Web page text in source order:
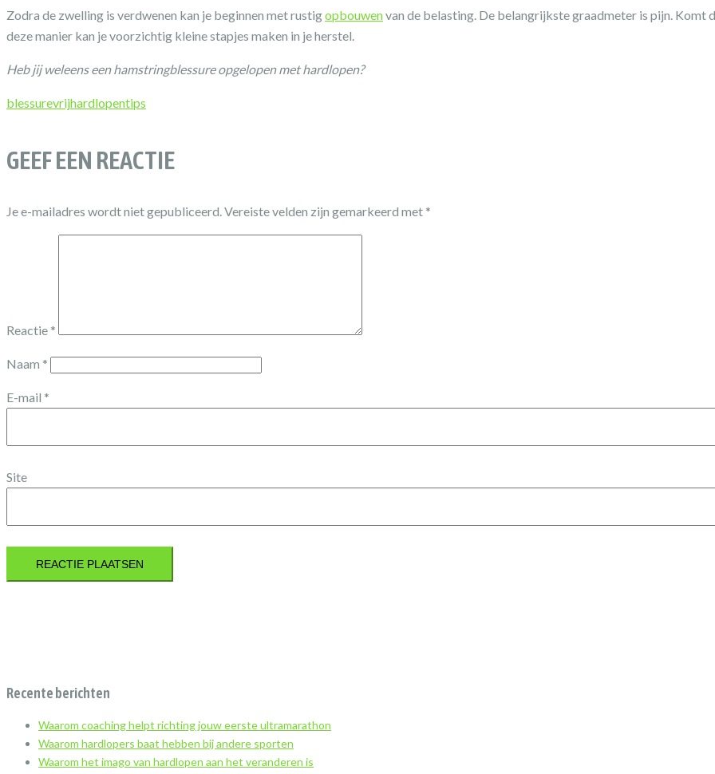
Zodra de zwelling is verdwenen kan je beginnen met rustigopbouwenvan de belasting. De belangrijkste graadmeter is pijn. Komt
deze manier kan je voorzichtig kleine stapjes maken in je herstel.
Heb jij weleens een hamstringblessure opgelopen met hardlopen?
blessurevrijhardlopentips
GEEF EEN REACTIE
Je e-mailadres wordt niet gepubliceerd.Vereiste velden zijn gemarkeerd met *
Reactie *
Naam *
E-mail *
Site
Recente berichten
Waarom coaching helpt richting jouw eerste ultramarathon
Waarom hardlopers baat hebben bij andere sporten
Waarom het imago van hardlopen aan het veranderen is